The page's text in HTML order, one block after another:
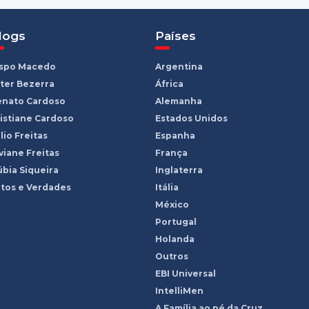
Macedo
Bezerra
Cardoso
Cardoso
Freitas
Freitas
Siqueira
e Verdades
Países
Argentina
África
Alemanha
Estados Unidos
Espanha
França
Inglaterra
Itália
México
Portugal
Holanda
Outros
EBI Universal
IntelliMen